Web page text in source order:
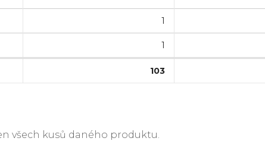
1
1
103
všech kusů daného produktu.